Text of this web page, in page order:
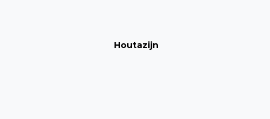
Houtazijn